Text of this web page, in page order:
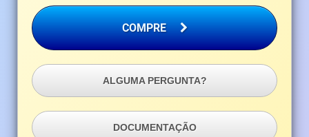
COMPRE
ALGUMA PERGUNTA?
DOCUMENTAÇÃO